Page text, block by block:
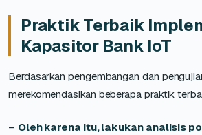
Praktik Terbaik
Kapasitor Bank IoT
Berdasarkan pengembangan dan
merekomendasikan beberapa praktik
– Oleh karena itu, lakukan analisis